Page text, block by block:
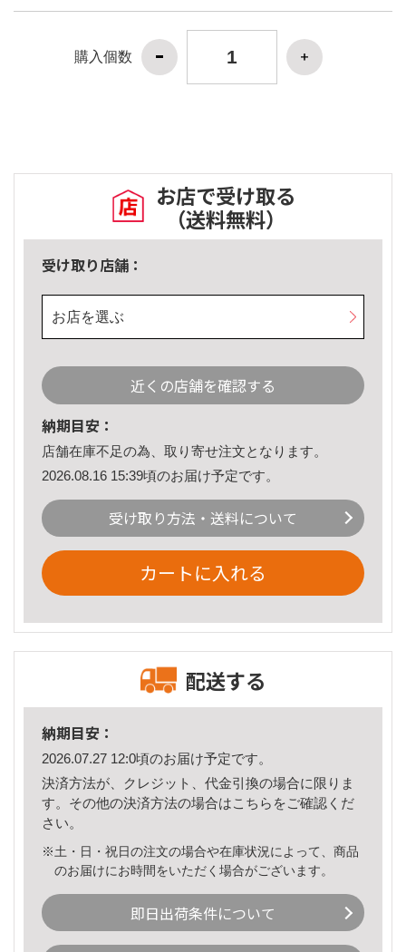
購入個数
お店で受け取る
（送料無料）
受け取り店舗：
お店を選ぶ
近くの店舗を確認する
納期目安：
店舗在庫不足の為、取り寄せ注文となります。
2026.08.16 15:39頃のお届け予定です。
受け取り方法・送料について
カートに入れる
配送する
納期目安：
2026.07.27 12:0頃のお届け予定です。
決済方法が、クレジット、代金引換の場合に限りま
す。その他の決済方法の場合はこちら をご確認くだ
さい。
※土・日・祝日の注文の場合や在庫状況によって、商品
のお届けにお時間をいただく場合がございます。
即日出荷条件について